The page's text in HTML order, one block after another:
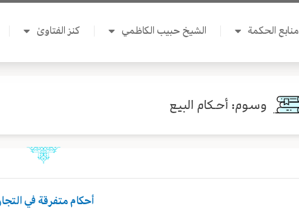
منابع الحكمة الشيخ حبيب الكاظمي كنز الفتاوىٰ
وسوم: أحـكام البيع
أحكام متفرقة في